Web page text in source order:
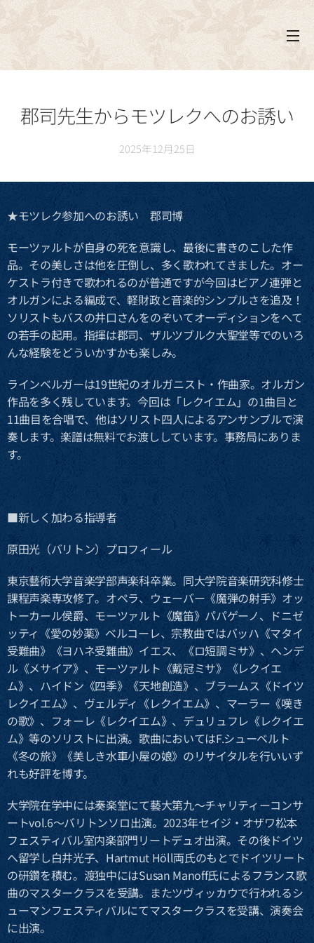
郡司先生からモツレクへのお誘い
2025年12月25日
★モツレク参加へのお誘い 郡司博
モーツァルトが自身の死を意識し、最後に書きのこした作
品。その美しさは他を圧倒し、多く歌われてきました。オー
ケストラ付きで歌われるのが普通ですが今回はピアノ連弾と
オルガンによる編成で、軽財政と音楽的シンプルさを追及！
ソリストもバスの井口さんをのぞいてオーディションをへて
の若手の起用。指揮は郡司、ザルツブルク大聖堂等でのいろ
んな経験をどういかすかも楽しみ。
ラインベルガーは19世紀のオルガニスト・作曲家。オルガン
作品を多く残しています。今回は「レクイエム」の1曲目と
11曲目を合唱で、他はソリスト四人によるアンサンブルで演
奏します。楽譜は無料でお渡ししています。事務局にありま
す。
■新しく加わる指導者
原田光（バリトン）プロフィール
東京藝術大学音楽学部声楽科卒業。同大学院音楽研究科修士
課程声楽専攻修了。オペラ、ウェーバー《魔弾の射手》オッ
トーカール侯爵、モーツァルト《魔笛》パパゲーノ、ドニゼ
ッティ《愛の妙薬》ベルコーレ、宗教曲ではバッハ《マタイ
受難曲》《ヨハネ受難曲》イエス、《ロ短調ミサ》、ヘンデ
ル《メサイア》、モーツァルト《戴冠ミサ》《レクイエ
ム》、ハイドン《四季》《天地創造》、ブラームス《ドイツ
レクイエム》、ヴェルディ《レクイエム》、マーラー《嘆き
の歌》、フォーレ《レクイエム》、デュリュフレ《レクイエ
ム》等のソリストに出演。歌曲においてはF.シューベルト
《冬の旅》《美しき水車小屋の娘》のリサイタルを行いいず
れも好評を博す。
大学院在学中には奏楽堂にて藝大第九～チャリティーコンサ
ートvol.6～バリトンソロ出演。2023年セイジ・オザワ松本
フェスティバル室内楽部門リートデュオ出演。その後ドイツ
へ留学し白井光子、Hartmut Höll両氏のもとでドイツリート
の研鑽を積む。渡独中にはSusan Manoff氏によるフランス歌
曲のマスタークラスを受講。またツヴィッカウで行われるシ
ューマンフェスティバルにてマスタークラスを受講、演奏会
に出演。